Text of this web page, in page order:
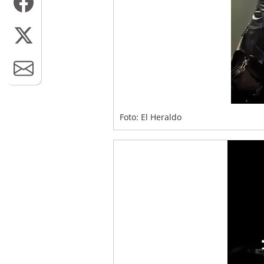
Foto: El Heraldo